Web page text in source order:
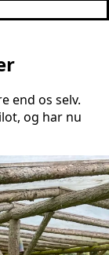
end os selv.
og har nu